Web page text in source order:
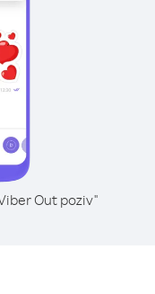
Out poziv"